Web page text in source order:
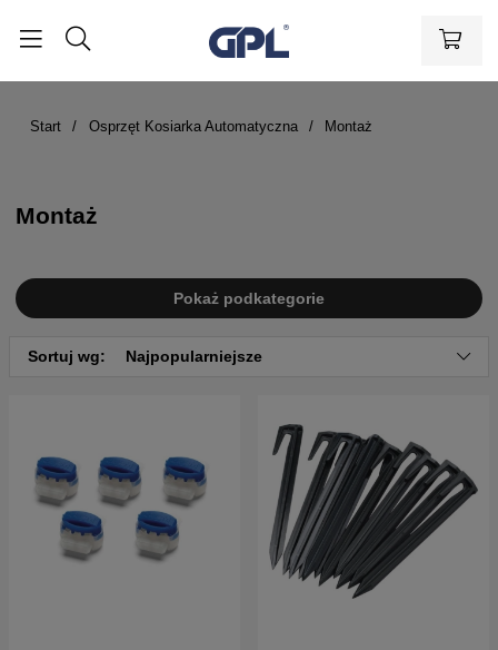
Start Osprzęt Kosiarka Automatyczna Montaż
Montaż
Pokaż podkategorie
Sortuj wg: Najpopularniejsze